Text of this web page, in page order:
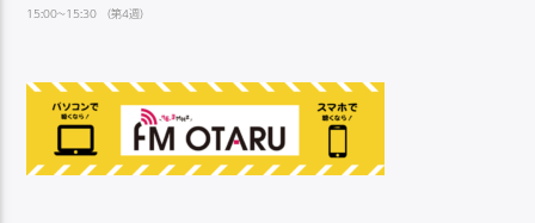
15:00~15:30 （第4週）